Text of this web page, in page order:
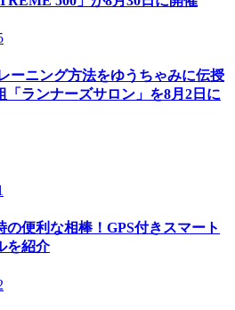
ーニング方法をゆうちゃみに伝授
「ランナーズサロン」を8月2日に
の便利な相棒！GPS付きスマート
を紹介